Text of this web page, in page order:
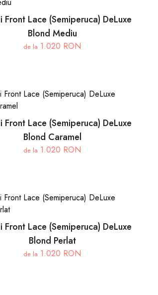
Front Lace (Semiperuca) DeLuxe
Blond Mediu
de la 1.020 RON
Front Lace (Semiperuca) DeLuxe
Blond Caramel
de la 1.020 RON
Front Lace (Semiperuca) DeLuxe
Blond Perlat
de la 1.020 RON